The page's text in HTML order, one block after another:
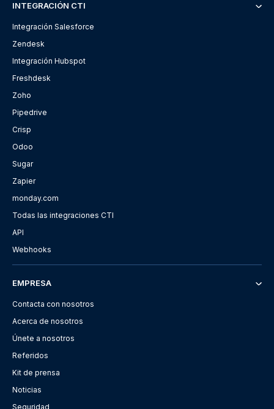
INTEGRACIÓN CTI
Integración Salesforce
Zendesk
Integración Hubspot
Freshdesk
Zoho
Pipedrive
Crisp
Odoo
Sugar
Zapier
monday.com
Todas las integraciones CTI
API
Webhooks
EMPRESA
Contacta con nosotros
Acerca de nosotros
Únete a nosotros
Referidos
Kit de prensa
Noticias
Seguridad